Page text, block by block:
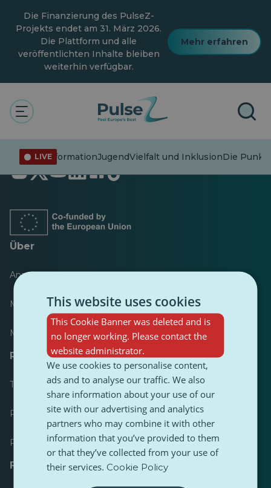
Hauptinhalt
springen
Die Finanzierung des PulseZ-
Projekts endet am 31. März 2026.
Die Plattform und alle
veröffentlichten Inhalte bleiben
weiterhin verfügbar.
Mehr erfahren
LIVE
FehlinformationJugendVielfalt und InklusionDie
Öffnet
in
Registerkarte
Öffnet
in
Registerkarte
Öffnet
in
Registerkarte
in
Registerkarte
in
Registerkarte
in
Über
Anzeiger
Meist veröffentlicht
Meist befolgt
Ressourcen für Journalisten
Toolkits
PulseZ Content Style Guide
PulseZ Beitragsleitfaden für Autoren
FAQs
This website uses cookies
This Cookie Banner was deleted and is
no longer working. Please contact the
website administrator.
We use cookies to personalise content,
ads and to analyse our traffic. We also
share information about your use of our
site with our advertising and analytics
partners who may combine it with other
information that you’ve provided to them
or that they’ve collected from your use of
their services. Cookie Policy